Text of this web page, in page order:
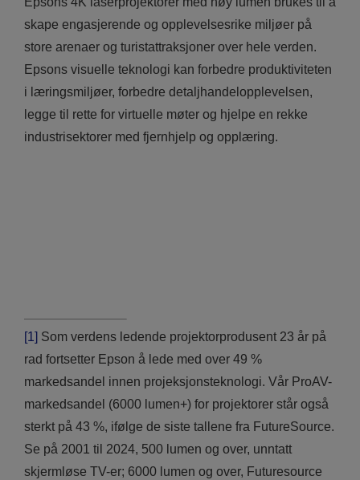
skape engasjerende og opplevelsesrike miljøer på
store arenaer og turistattraksjoner over hele verden.
Epsons visuelle teknologi kan forbedre produktiviteten
i læringsmiljøer, forbedre detaljhandelopplevelsen,
legge til rette for virtuelle møter og hjelpe en rekke
industrisektorer med fjernhjelp og opplæring.
[1] Som verdens ledende projektorprodusent 23 år på
rad fortsetter Epson å lede med over 49 %
markedsandel innen projeksjonsteknologi. Vår ProAV-
markedsandel (6000 lumen+) for projektorer står også
sterkt på 43 %, ifølge de siste tallene fra FutureSource.
Se på 2001 til 2024, 500 lumen og over, unntatt
skjermløse TV-er; 6000 lumen og over, Futuresource